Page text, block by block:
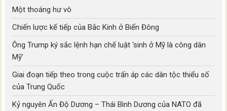
Một thoáng hư vô
Chiến lược kế tiếp của Bắc Kinh ở Biển Đông
Ông Trump ký sắc lệnh hạn chế luật ‘sinh ở Mỹ là công dân
Mỹ’
Giai đoạn tiếp theo trong cuộc trấn áp các dân tộc thiểu số
của Trung Quốc
Kỷ nguyên Ấn Độ Dương – Thái Bình Dương của NATO đã